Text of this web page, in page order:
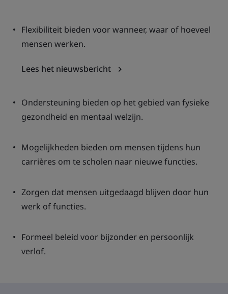
Flexibiliteit bieden voor wanneer, waar of hoeveel
mensen werken.
Lees het nieuwsbericht
Ondersteuning bieden op het gebied van fysieke
gezondheid en mentaal welzijn.
Mogelijkheden bieden om mensen tijdens hun
carrières om te scholen naar nieuwe functies.
Zorgen dat mensen uitgedaagd blijven door hun
werk of functies.
Formeel beleid voor bijzonder en persoonlijk
verlof.